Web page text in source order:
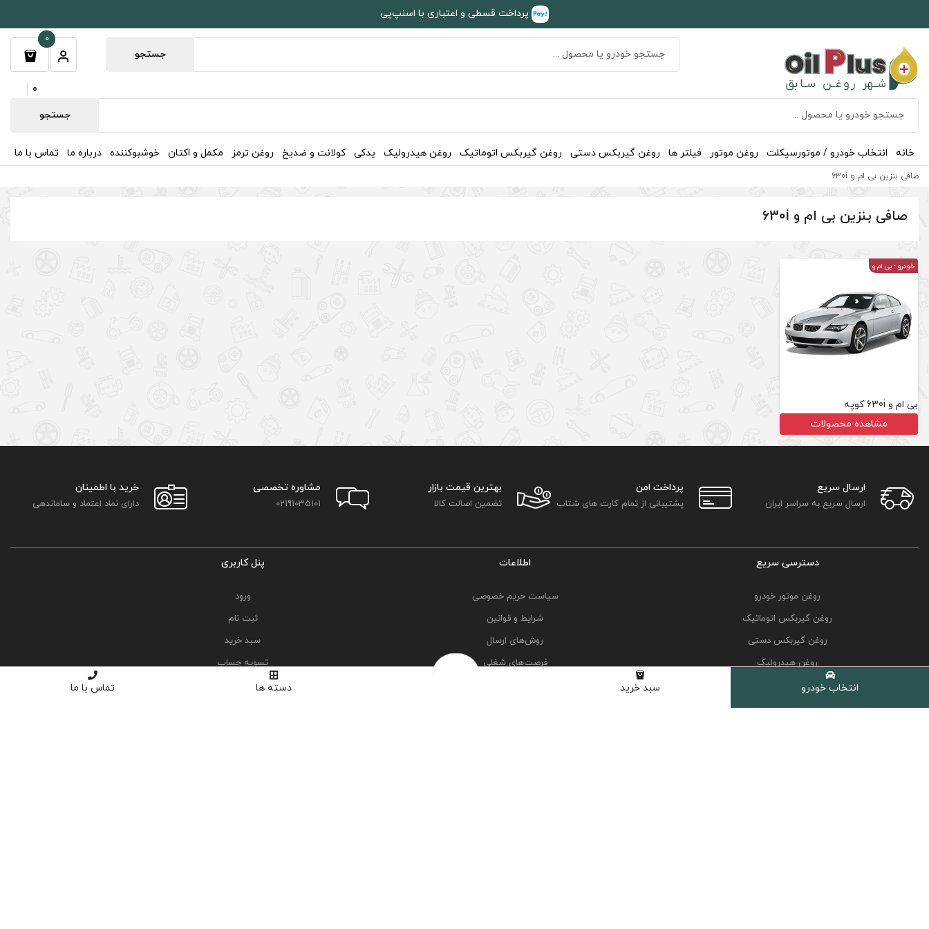
انتخاب خودرو سبد خرید دسته ها تماس با ما
پرداخت قسطی و اعتباری با اسنپ‌پی
جستجو
0
0
جستجو
خانه انتخاب خودرو / موتورسیکلت روغن موتور فیلتر ها روغن گیربکس دستی روغن گیربکس اتوماتیک روغن هیدرولیک یدکی کولانت و ضدیخ روغن ترمز مکمل و اکتان خوشبوکننده درباره ما تماس با ما
صافی بنزین بی ام و 630i
صافی بنزین بی ام و 630i
خودرو - بی ام و
بی ام و 630i کوپه
مشاهده محصولات
ارسال سریع
ارسال سریع به سراسر ایران
پرداخت امن
پشتیبانی از تمام کارت های شتاب
بهترین قیمت بازار
تضمین اصالت کالا
مشاوره تخصصی
02191035101
خرید با اطمینان
دارای نماد اعتماد و ساماندهی
دسترسی سریع
روغن موتور خودرو
روغن گیربکس اتوماتیک
روغن گیربکس دستی
روغن هیدرولیک
کولانت، ضدیخ و ضدجوش
مکمل و اکتان
اطلاعات
سیاست حریم خصوصی
شرایط و قوانین
روش‌های ارسال
فرصت‌های شغلی
پنل کاربری
ورود
ثبت نام
سبد خرید
تسویه حساب